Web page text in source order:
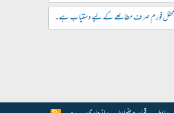
محفل فورم صرف مطالعے کے لیے دستیاب ہے۔